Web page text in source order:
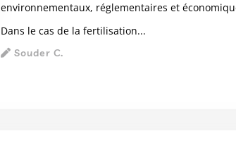
environnementaux, réglementaires et
Dans le cas de la fertilisation...
Souder C.